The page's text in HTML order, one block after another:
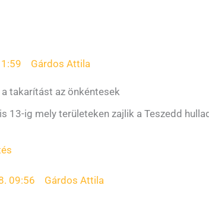
Gárdos Attila
takarítást az önkéntesek
13-ig mely területeken zajlik a Teszedd
09:56 Gárdos Attila